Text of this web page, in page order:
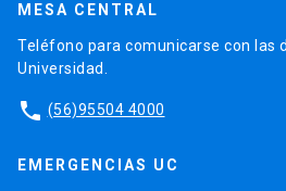
MESA CENTRAL
Teléfono para comunicarse con las
Universidad.
phone (56)95504 4000
EMERGENCIAS UC